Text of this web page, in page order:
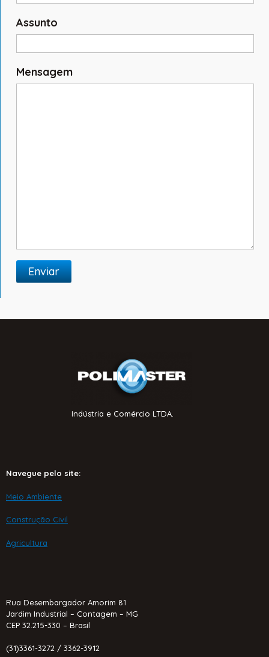
Assunto
Mensagem
Indústria e Comércio LTDA.
Navegue pelo site:
Meio Ambiente
Construção Civil
Agricultura
Rua Desembargador Amorim 81
Jardim Industrial – Contagem – MG
CEP 32.215-330 – Brasil
(31)3361-3272 / 3362-3912